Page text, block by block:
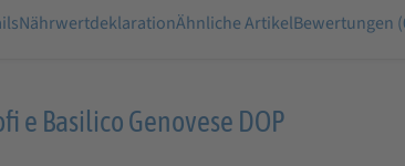
NährwertdeklarationÄhnliche ArtikelBewertungen
e Basilico Genovese DOP